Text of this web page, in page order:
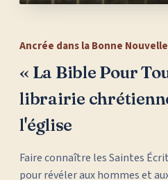
Ancrée dans la Bonne
« La Bible Pour
librairie
l'église
Faire connaître les Saintes
pour révéler aux hommes et